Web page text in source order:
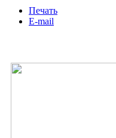
Печать
E-mail